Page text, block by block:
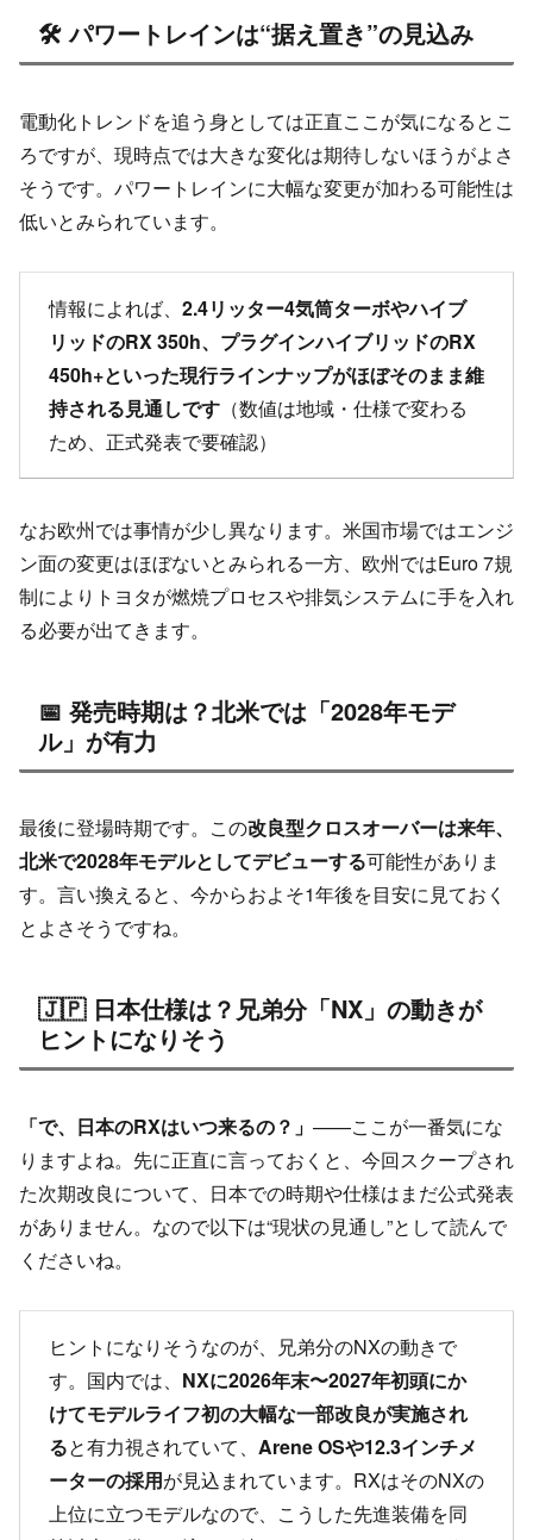
🛠️ パワートレインは“据え置き”の見込み
電動化トレンドを追う身としては正直ここが気になるとこ
ろですが、現時点では大きな変化は期待しないほうがよさ
そうです。パワートレインに大幅な変更が加わる可能性は
低いとみられています。
情報によれば、 2.4リッター4気筒ターボやハイブ
リッドのRX 350h、プラグインハイブリッドのRX
450h+といった現行ラインナップがほぼそのまま維
持される見通しです （数値は地域・仕様で変わる
ため、正式発表で要確認）
なお欧州では事情が少し異なります。米国市場ではエンジ
ン面の変更はほぼないとみられる一方、欧州ではEuro 7規
制によりトヨタが燃焼プロセスや排気システムに手を入れ
る必要が出てきます。
📅 発売時期は？北米では「2028年モデ
ル」が有力
最後に登場時期です。この改良型クロスオーバーは来年、
北米で2028年モデルとしてデビューする可能性がありま
す。言い換えると、今からおよそ1年後を目安に見ておく
とよさそうですね。
🇯🇵 日本仕様は？兄弟分「NX」の動きが
ヒントになりそう
「で、日本のRXはいつ来るの？」 ——ここが一番気にな
りますよね。先に正直に言っておくと、今回スクープされ
た次期改良について、日本での時期や仕様はまだ公式発表
がありません。なので以下は“現状の見通し”として読んで
くださいね。
ヒントになりそうなのが、兄弟分のNXの動きで
す。国内では、 NXに2026年末〜2027年初頭にか
けてモデルライフ初の大幅な一部改良が実施され
ると有力視されていて、 Arene OSや12.3インチメ
ーターの採用が見込まれています。RXはそのNXの
上位に立つモデルなので、こうした先進装備を同